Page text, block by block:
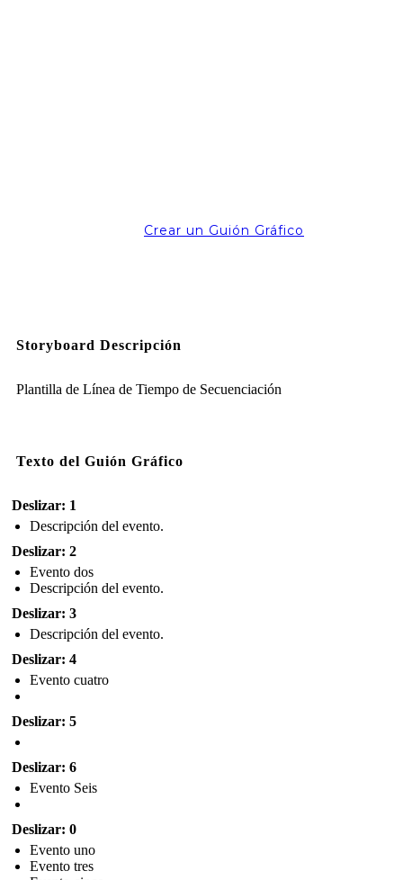
Crear un Guión Gráfico
Storyboard Descripción
Plantilla de Línea de Tiempo de Secuenciación
Texto del Guión Gráfico
Deslizar: 1
Descripción del evento.
Deslizar: 2
Evento dos
Descripción del evento.
Deslizar: 3
Descripción del evento.
Deslizar: 4
Evento cuatro
Deslizar: 5
Deslizar: 6
Evento Seis
Deslizar: 0
Evento uno
Evento tres